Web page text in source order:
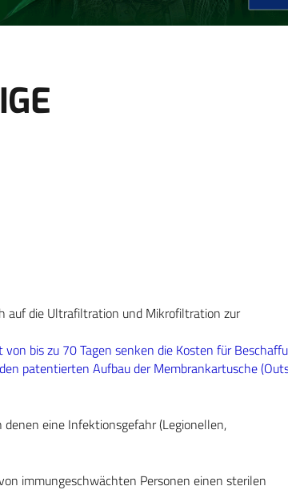
auf die Ultrafiltration und Mikrofiltration zur
bis zu 70 Tagen senken die Kosten für
patentierten Aufbau der Membrankartusche
eine Infektionsgefahr (Legionellen,
immungeschwächten Personen einen sterilen